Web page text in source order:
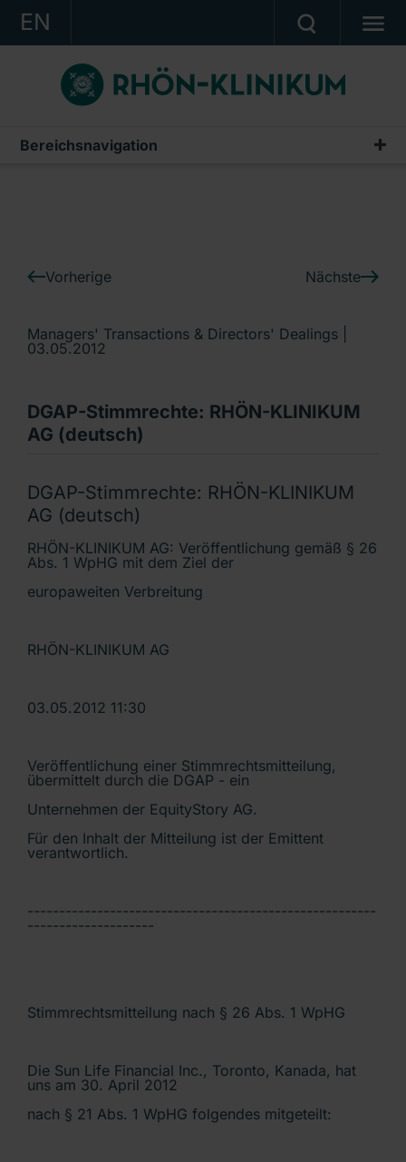
EN
KONZERN
KLINIKEN
KARRIERE
Ein Unternehmen der RHÖN-KLINIKUM AG
Bereichsnavigation
IR-News
Vorherige Nächste
Managers' Transactions & Directors' Dealings |
03.05.2012
DGAP-Stimmrechte: RHÖN-KLINIKUM
AG (deutsch)
DGAP-Stimmrechte: RHÖN-KLINIKUM
AG (deutsch)
RHÖN-KLINIKUM AG: Veröffentlichung gemäß § 26
Abs. 1 WpHG mit dem Ziel der
europaweiten Verbreitung
RHÖN-KLINIKUM AG
03.05.2012 11:30
Veröffentlichung einer Stimmrechtsmitteilung,
übermittelt durch die DGAP - ein
Unternehmen der EquityStory AG.
Für den Inhalt der Mitteilung ist der Emittent
verantwortlich.
-------------------------------------------------------
--------------------
Stimmrechtsmitteilung nach § 26 Abs. 1 WpHG
Die Sun Life Financial Inc., Toronto, Kanada, hat
uns am 30. April 2012
nach § 21 Abs. 1 WpHG folgendes mitgeteilt: